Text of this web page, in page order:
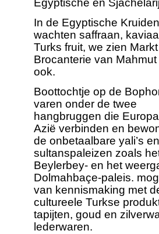
Egyptische en
In de Egyptische
wachten saffraan,
Turks fruit, we zien
Brocanterie van
ook.
Boottochtje op de
varen onder de twee
hangbruggen die
Azië verbinden en
de onbetaalbare yali’s
sultanspaleizen zoals
Beylerbey- en het
Dolmahbaçe-paleis.
van kennismaking met
cultureele Turkse
tapijten, goud en
lederwaren.